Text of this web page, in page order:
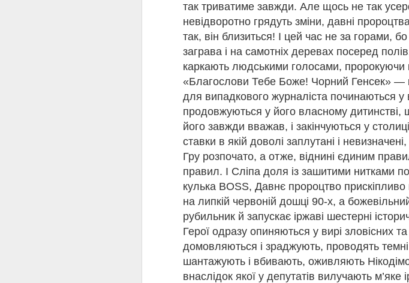
так триватиме завжди. Але щось не так
невідворотно грядуть зміни, давні
так, він близиться! І цей час не за горами,
заграва і на самотніх деревах посеред
каркають людськими голосами,
«Благослови Тебе Боже! Чорний Генсек» —
для випадкового журналіста починаються у
продовжуються у його власному дитинстві,
його завжди вважав, і закінчуються у
ставки в якій доволі заплутані і
Гру розпочато, а отже, віднині єдиним
правил. І Сліпа доля із зашитими нитками
кулька BOSS, Давнє пророцтво прискіпливо
на липкій червоній дошці 90-х, а
рубильник й запускає іржаві шестерні
Герої одразу опиняються у вирі зловісних
домовляються і зраджують, проводять темні
шантажують і вбивають, оживляють
внаслідок якої у депутатів вилучають
Автор:Відділ міського абонементу
0
🍕🍔КНИЖКОВЕ МЕНЮ НА ВИХІДНІ
🍨
КНИЖКОВЕ МЕНЮ НА ВИХІДНІ ДНІ ВІД
Перша страва
«Місяцю, місяцю» Степан Процюк.
"Місяцю, місяцю" - роман про Григора Тютюнника - дещо
одного з найцікавіших авторів в історії української
але водночас піднесено світлий у своїй
орієнтирах покоління письменників, що увійшли в
розвиненого соціалізму" виявлялися смертельно